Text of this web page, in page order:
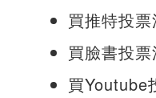
買推特投
買臉書投
買Youtube